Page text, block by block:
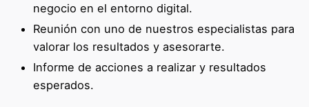
negocio en el entorno digital.
Reunión con uno de nuestros especialistas para
valorar los resultados y asesorarte.
Informe de acciones a realizar y resultados
esperados.